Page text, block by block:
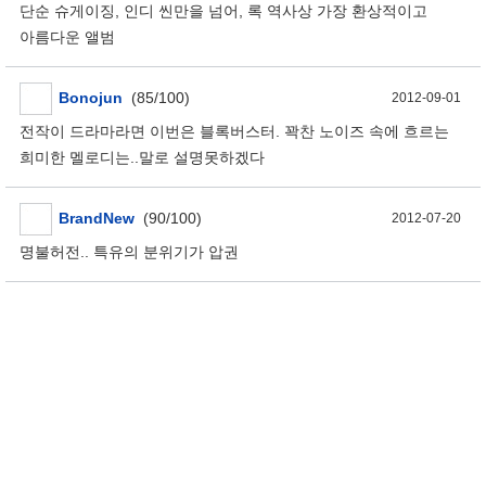
단순 슈게이징, 인디 씬만을 넘어, 록 역사상 가장 환상적이고
아름다운 앨범
Bonojun (85/100) 2012-09-01
전작이 드라마라면 이번은 블록버스터. 꽉찬 노이즈 속에 흐르는
희미한 멜로디는..말로 설명못하겠다
BrandNew (90/100) 2012-07-20
명불허전.. 특유의 분위기가 압권